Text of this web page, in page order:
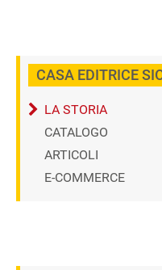
CASA EDITRICE
LA STORIA
CATALOGO
ARTICOLI
E-COMMERCE